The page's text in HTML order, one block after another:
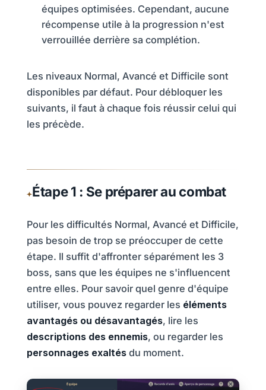
équipes optimisées. Cependant, aucune
récompense utile à la progression n'est
verrouillée derrière sa complétion.
Les niveaux Normal, Avancé et Difficile sont
disponibles par défaut. Pour débloquer les
suivants, il faut à chaque fois réussir celui qui
les précède.
Étape 1 : Se préparer au combat
Pour les difficultés Normal, Avancé et Difficile,
pas besoin de trop se préoccuper de cette
étape. Il suffit d'affronter séparément les 3
boss, sans que les équipes ne s'influencent
entre elles. Pour savoir quel genre d'équipe
utiliser, vous pouvez regarder les éléments
avantagés ou désavantagés, lire les
descriptions des ennemis, ou regarder les
personnages exaltésdu moment.